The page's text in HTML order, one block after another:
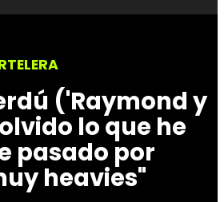
('Raymond y
lo que he
pasado por
heavies"